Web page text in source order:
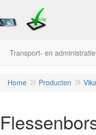
Transport- en
Home Producten